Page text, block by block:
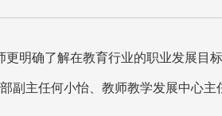
更明确了解在教育行业的职业发展目标
副主任何小怡、教师教学发展中心主